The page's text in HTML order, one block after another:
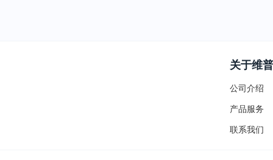
关于维普
公司介绍
产品服务
联系我们